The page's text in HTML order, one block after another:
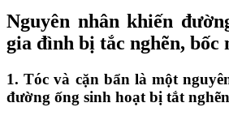
Nguyên nhân khiến
gia đình bị tắc nghẽn, bốc
1. Tóc và cặn bẩn là một
đường ống sinh hoạt bị tắt